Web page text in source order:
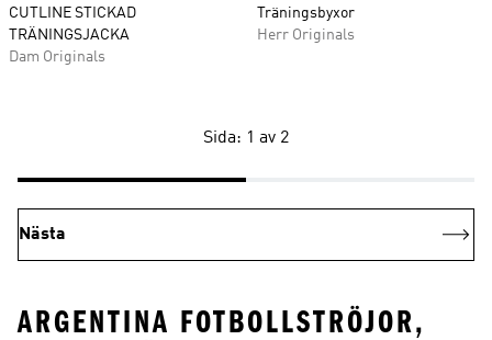
CUTLINE STICKAD
TRÄNINGSJACKA
Dam Originals
Träningsbyxor
Herr Originals
Sida: 1 av 2
Nästa
ARGENTINA FOTBOLLSTRÖJOR,